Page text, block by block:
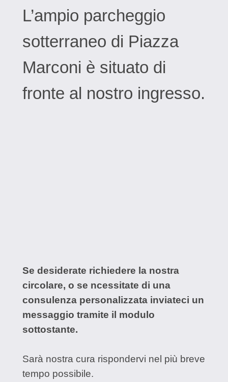
L’ampio parcheggio
sotterraneo di Piazza
Marconi è situato di
fronte al nostro ingresso.
Se desiderate richiedere la nostra
circolare, o se ncessitate di una
consulenza personalizzata inviateci un
messaggio tramite il modulo
sottostante.
Sarà nostra cura rispondervi nel più breve
tempo possibile.